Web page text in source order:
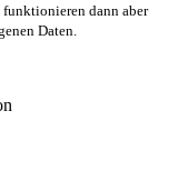
dann aber
Daten.